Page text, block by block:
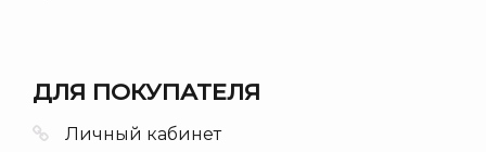
ДЛЯ ПОКУПАТЕЛЯ
Личный кабинет